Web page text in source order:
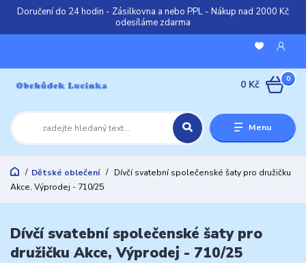
Doručení do 24 hodin - Zásilkovna a nebo PPL - Nákup nad 2000 Kč
odesíláme zdarma
Menu
0
0 Kč
Dětské oblečení
Dívčí svatební společenské šaty pro družičku
Akce, Výprodej - 710/25
Dívčí svatební společenské šaty pro
družičku Akce, Výprodej - 710/25